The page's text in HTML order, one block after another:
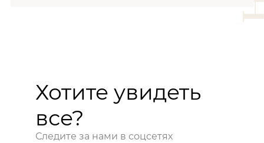
Хотите увидеть
все?
Следите за нами в соцсетях